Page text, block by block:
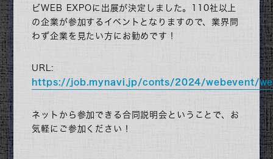
仕事紹介
ビWEB EXPOに出展が決定しました。110社以上
の企業が参加するイベントとなりますので、業界問
わず企業を見たい方にお勧めです！
URL:
https://job.mynavi.jp/conts/2024/webevent/
ネットから参加できる合同説明会ということで、お
気軽にご参加ください！